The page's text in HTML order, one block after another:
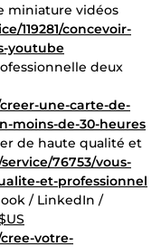
miniature vidéos
119281/concevoir-
youtube
deux
une-carte-de-
moins-de-30-heures
de haute qualité et
76753/vous-
et-professionnel
/ LinkedIn /
votre-